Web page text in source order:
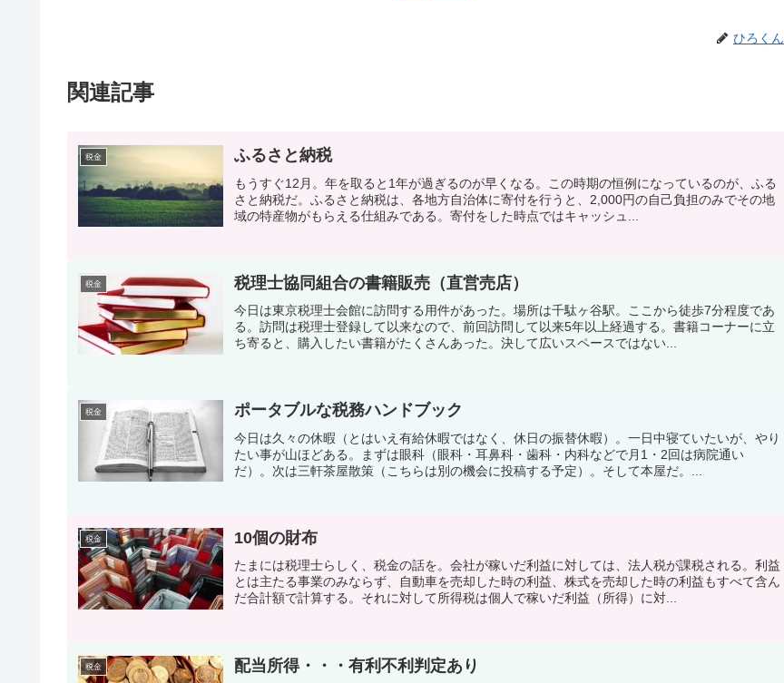
ひろくん
関連記事
税金 ふるさと納税
もうすぐ12月。年を取ると1年が過ぎるのが早くなる。この時期の恒例になっているのが、ふる
さと納税だ。ふるさと納税は、各地方自治体に寄付を行うと、2,000円の自己負担のみでその地
域の特産物がもらえる仕組みである。寄付をした時点ではキャッシュ...
税金 税理士協同組合の書籍販売（直営売店）
今日は東京税理士会館に訪問する用件があった。場所は千駄ヶ谷駅。ここから徒歩7分程度であ
る。訪問は税理士登録して以来なので、前回訪問して以来5年以上経過する。書籍コーナーに立
ち寄ると、購入したい書籍がたくさんあった。決して広いスペースではない...
税金 ポータブルな税務ハンドブック
今日は久々の休暇（とはいえ有給休暇ではなく、休日の振替休暇）。一日中寝ていたいが、やり
たい事が山ほどある。まずは眼科（眼科・耳鼻科・歯科・内科などで月1・2回は病院通い
だ）。次は三軒茶屋散策（こちらは別の機会に投稿する予定）。そして本屋だ。...
税金 10個の財布
たまには税理士らしく、税金の話を。会社が稼いだ利益に対しては、法人税が課税される。利益
とは主たる事業のみならず、自動車を売却した時の利益、株式を売却した時の利益もすべて含ん
だ合計額で計算する。それに対して所得税は個人で稼いだ利益（所得）に対...
税金 配当所得・・・有利不利判定あり